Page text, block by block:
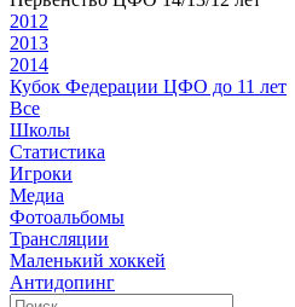
2012
2013
2014
Кубок Федерации ЦФО до 11 лет
Все
Школы
Статистика
Игроки
Медиа
Фотоальбомы
Трансляции
Маленький хоккей
Антидопинг